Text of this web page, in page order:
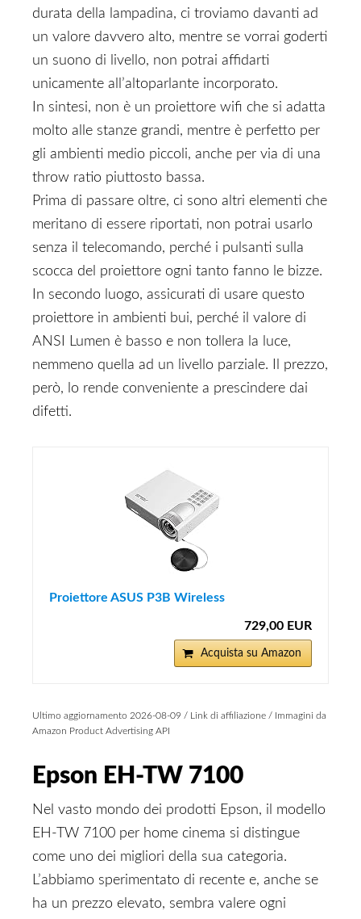
durata della lampadina, ci troviamo davanti ad
un valore davvero alto, mentre se vorrai goderti
un suono di livello, non potrai affidarti
unicamente all’altoparlante incorporato.
In sintesi, non è un proiettore wifi che si adatta
molto alle stanze grandi, mentre è perfetto per
gli ambienti medio piccoli, anche per via di una
throw ratio piuttosto bassa.
Prima di passare oltre, ci sono altri elementi che
meritano di essere riportati, non potrai usarlo
senza il telecomando, perché i pulsanti sulla
scocca del proiettore ogni tanto fanno le bizze.
In secondo luogo, assicurati di usare questo
proiettore in ambienti bui, perché il valore di
ANSI Lumen è basso e non tollera la luce,
nemmeno quella ad un livello parziale. Il prezzo,
però, lo rende conveniente a prescindere dai
difetti.
Proiettore ASUS P3B Wireless
729,00 EUR
Acquista su Amazon
Ultimo aggiornamento 2026-08-09 / Link di affiliazione / Immagini da
Amazon Product Advertising API
Epson EH-TW 7100
Nel vasto mondo dei prodotti Epson, il modello
EH-TW 7100 per home cinema si distingue
come uno dei migliori della sua categoria.
L’abbiamo sperimentato di recente e, anche se
ha un prezzo elevato, sembra valere ogni